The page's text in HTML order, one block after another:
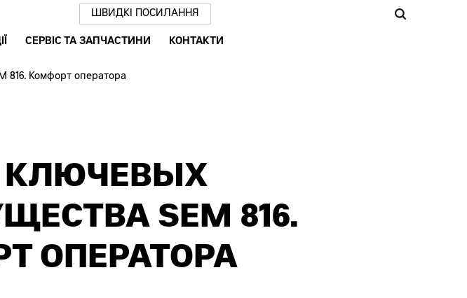
СЕРВІС ТА ЗАПЧАСТИНИ КОНТАКТИ
ШВИДКІ ПОСИЛАННЯ
816. Комфорт оператора
КЛЮЧЕВЫХ
SEM 816.
ОПЕРАТОРА